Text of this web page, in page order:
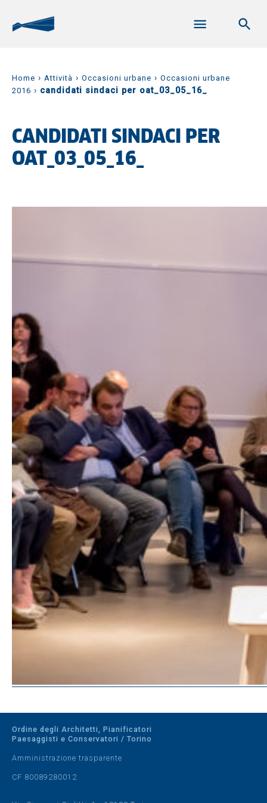
Home › Attività › Occasioni urbane › Occasioni urbane
2016 › candidati sindaci per oat_03_05_16_
CANDIDATI SINDACI PER
OAT_03_05_16_
Ordine degli Architetti, Pianificatori
Paesaggisti e Conservatori / Torino
Amministrazione trasparente
CF 80089280012